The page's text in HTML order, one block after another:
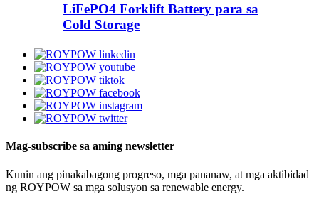
LiFePO4 Forklift Battery para sa
Cold Storage
Mag-subscribe sa aming newsletter
Kunin ang pinakabagong progreso, mga pananaw, at mga aktibidad
ng ROYPOW sa mga solusyon sa renewable energy.